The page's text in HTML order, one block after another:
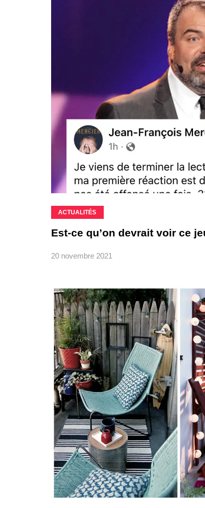
ACTUALITÉS
Est-ce qu’on devrait voir ce
20 novembre 2021